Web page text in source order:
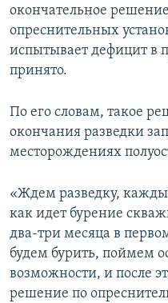
окончательное
опреснительных
испытывает дефицит в
принято.
По его словам, такое
окончания разведки
месторождениях
«Ждем разведку,
как идет бурение
два-три месяца в
будем бурить, поймем
возможности, и после
решение по